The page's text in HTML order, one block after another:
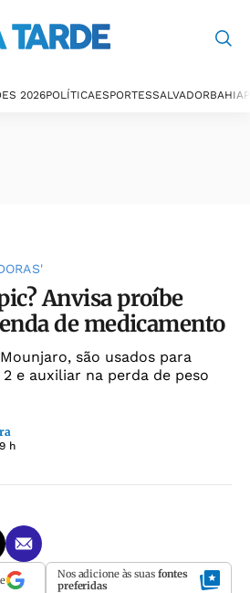
2026POLÍTICAESPORTESSALVADORBAHIA
Anvisa proíbe
de medicamento
são usados para
e auxiliar na perda de peso
h
Nos adicione às suas fontes
preferidas